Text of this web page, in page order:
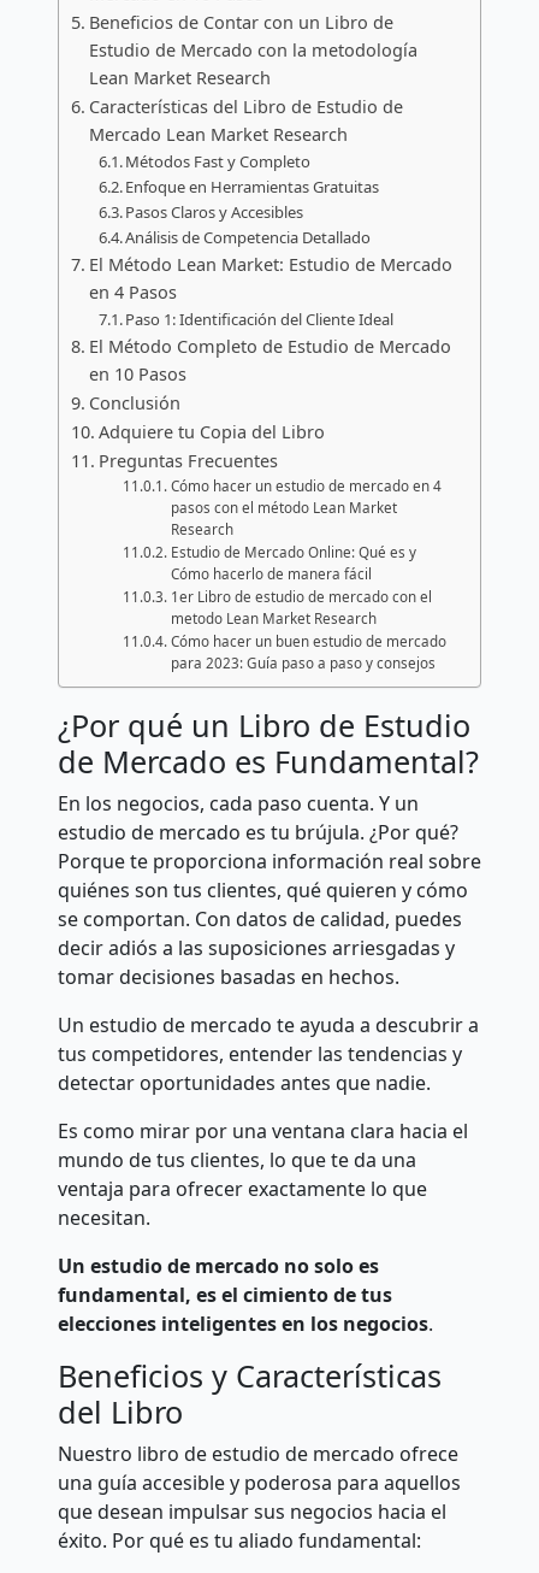
Beneficios de Contar con un Libro de
Estudio de Mercado con la metodología
Lean Market Research
Características del Libro de Estudio de
Mercado Lean Market Research
Métodos Fast y Completo
Enfoque en Herramientas Gratuitas
Pasos Claros y Accesibles
Análisis de Competencia Detallado
El Método Lean Market: Estudio de Mercado
en 4 Pasos
Paso 1: Identificación del Cliente Ideal
El Método Completo de Estudio de Mercado
en 10 Pasos
Conclusión
Adquiere tu Copia del Libro
Preguntas Frecuentes
Cómo hacer un estudio de mercado en 4
pasos con el método Lean Market
Research
Estudio de Mercado Online: Qué es y
Cómo hacerlo de manera fácil
1er Libro de estudio de mercado con el
metodo Lean Market Research
Cómo hacer un buen estudio de mercado
para 2023: Guía paso a paso y consejos
¿Por qué un Libro de Estudio
de Mercado es Fundamental?
En los negocios, cada paso cuenta. Y un
estudio de mercado es tu brújula. ¿Por qué?
Porque te proporciona información real sobre
quiénes son tus clientes, qué quieren y cómo
se comportan. Con datos de calidad, puedes
decir adiós a las suposiciones arriesgadas y
tomar decisiones basadas en hechos.
Un estudio de mercado te ayuda a descubrir a
tus competidores, entender las tendencias y
detectar oportunidades antes que nadie.
Es como mirar por una ventana clara hacia el
mundo de tus clientes, lo que te da una
ventaja para ofrecer exactamente lo que
necesitan.
Un estudio de mercado no solo es
fundamental, es el cimiento de tus
elecciones inteligentes en los negocios.
Beneficios y Características
del Libro
Nuestro libro de estudio de mercado ofrece
una guía accesible y poderosa para aquellos
que desean impulsar sus negocios hacia el
éxito. Por qué es tu aliado fundamental: